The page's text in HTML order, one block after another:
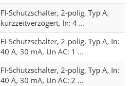
FI-Schutzschalter, 2-polig, Typ A,
kurzzeitverzögert, In: 4 ...
FI-Schutzschalter, 2-polig, Typ A, In:
40 A, 30 mA, Un AC: 1 ...
FI-Schutzschalter, 2-polig, Typ A, In:
40 A, 30 mA, Un AC: 2 ...